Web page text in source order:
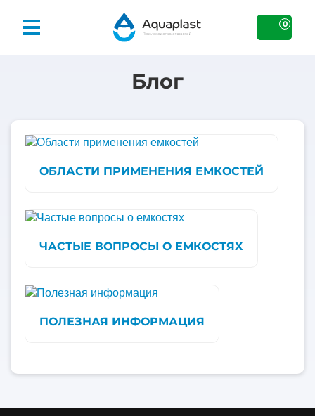
0
Блог
ОБЛАСТИ ПРИМЕНЕНИЯ ЕМКОСТЕЙ
ЧАСТЫЕ ВОПРОСЫ О ЕМКОСТЯХ
ПОЛЕЗНАЯ ИНФОРМАЦИЯ